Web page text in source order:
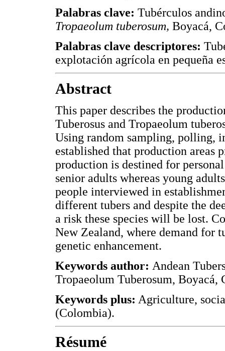
Palabras clave: Tubérculos
Tropaeolum tuberosum, Boyacá,
Palabras clave descriptores:
explotación agrícola en pequeña
Abstract
This paper describes the
Tuberosus and Tropaeolum
Using random sampling, polling,
established that production
production is destined for
senior adults whereas young
people interviewed in
different tubers and despite the
a risk these species will be lost.
New Zealand, where demand for
genetic enhancement.
Keywords author: Andean
Tropaeolum Tuberosum, Boyacá,
Keywords plus: Agriculture,
(Colombia).
Résumé